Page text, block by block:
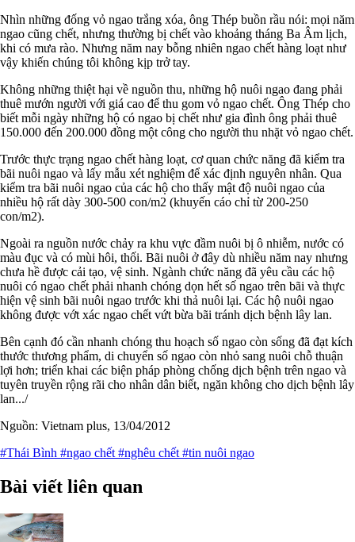
Nhìn những đống vỏ ngao trắng xóa, ông Thép buồn rầu nói: mọi năm
ngao cũng chết, nhưng thường bị chết vào khoảng tháng Ba Âm lịch,
khi có mưa rào. Nhưng năm nay bỗng nhiên ngao chết hàng loạt như
vậy khiến chúng tôi không kịp trở tay.
Không những thiệt hại về nguồn thu, những hộ nuôi ngao đang phải
thuê mướn người với giá cao để thu gom vỏ ngao chết. Ông Thép cho
biết mỗi ngày những hộ có ngao bị chết như gia đình ông phải thuê
150.000 đến 200.000 đồng một công cho người thu nhặt vỏ ngao chết.
Trước thực trạng ngao chết hàng loạt, cơ quan chức năng đã kiểm tra
bãi nuôi ngao và lấy mẫu xét nghiệm để xác định nguyên nhân. Qua
kiểm tra bãi nuôi ngao của các hộ cho thấy mật độ nuôi ngao của
nhiều hộ rất dày 300-500 con/m2 (khuyến cáo chỉ từ 200-250
con/m2).
Ngoài ra nguồn nước chảy ra khu vực đầm nuôi bị ô nhiễm, nước có
màu đục và có mùi hôi, thối. Bãi nuôi ở đây dù nhiều năm nay nhưng
chưa hề được cải tạo, vệ sinh. Ngành chức năng đã yêu cầu các hộ
nuôi có ngao chết phải nhanh chóng dọn hết số ngao trên bãi và thực
hiện vệ sinh bãi nuôi ngao trước khi thả nuôi lại. Các hộ nuôi ngao
không được vớt xác ngao chết vứt bừa bãi tránh dịch bệnh lây lan.
Bên cạnh đó cần nhanh chóng thu hoạch số ngao còn sống đã đạt kích
thước thương phẩm, di chuyển số ngao còn nhỏ sang nuôi chỗ thuận
lợi hơn; triển khai các biện pháp phòng chống dịch bệnh trên ngao và
tuyên truyền rộng rãi cho nhân dân biết, ngăn không cho dịch bệnh lây
lan.../
Nguồn: Vietnam plus, 13/04/2012
#Thái Bình #ngao chết #nghêu chết #tin nuôi ngao
Bài viết liên quan